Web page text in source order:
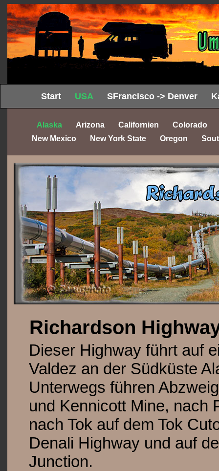
Start USA SFrancisco -> Denver
Alaska Arizona Californien
Colorado
New Mexico
New York State Oregon
Richardson
Dieser Highway führt auf
Valdez an der Südküste
Unterwegs führen
und Kennicott Mine, nach
nach Tok auf dem Tok
Denali Highway und auf
Junction.